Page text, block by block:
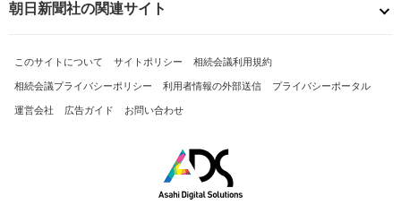
朝日新聞社の関連サイト
このサイトについて サイトポリシー 相続会議利用規約
相続会議プライバシーポリシー 利用者情報の外部送信 プライバシーポータル
運営会社 広告ガイド お問い合わせ